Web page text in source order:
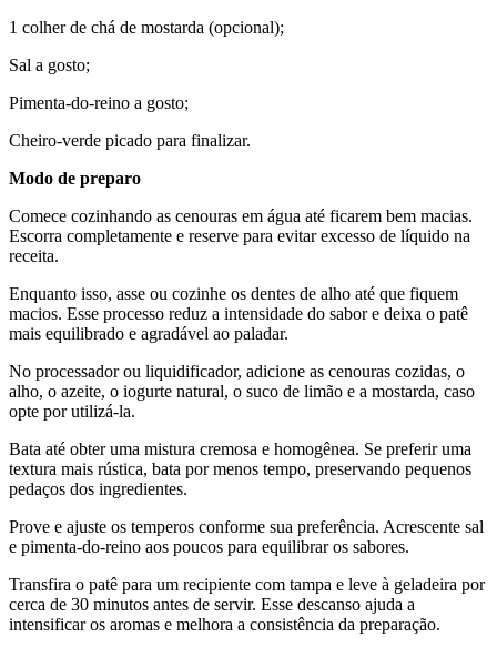
1 colher de chá de mostarda (opcional);
Sal a gosto;
Pimenta-do-reino a gosto;
Cheiro-verde picado para finalizar.
Modo de preparo
Comece cozinhando as cenouras em água até ficarem bem macias.
Escorra completamente e reserve para evitar excesso de líquido na
receita.
Enquanto isso, asse ou cozinhe os dentes de alho até que fiquem
macios. Esse processo reduz a intensidade do sabor e deixa o patê
mais equilibrado e agradável ao paladar.
No processador ou liquidificador, adicione as cenouras cozidas, o
alho, o azeite, o iogurte natural, o suco de limão e a mostarda, caso
opte por utilizá-la.
Bata até obter uma mistura cremosa e homogênea. Se preferir uma
textura mais rústica, bata por menos tempo, preservando pequenos
pedaços dos ingredientes.
Prove e ajuste os temperos conforme sua preferência. Acrescente sal
e pimenta-do-reino aos poucos para equilibrar os sabores.
Transfira o patê para um recipiente com tampa e leve à geladeira por
cerca de 30 minutos antes de servir. Esse descanso ajuda a
intensificar os aromas e melhora a consistência da preparação.